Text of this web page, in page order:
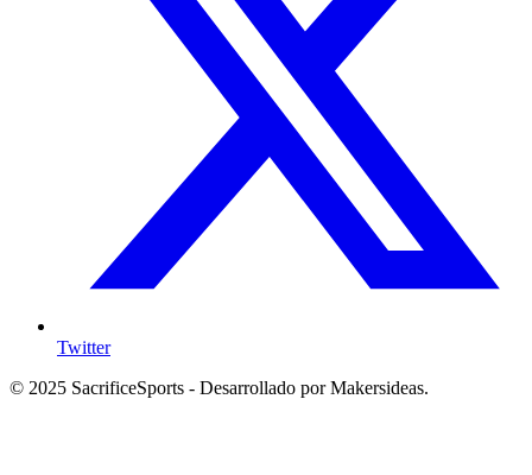
Twitter
© 2025 SacrificeSports - Desarrollado por Makersideas.